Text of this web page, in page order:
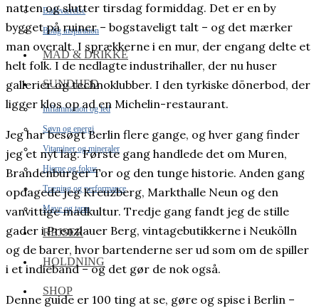
Badeværelse
Bolig inspiration
MAD & DRIKKE
SUNDHED
Inflammation og led
Søvn og energi
Vitaminer og mineraler
Hjerne og fokus
Træning og performance
Mave og tarm
REJSER
HOLDNING
SHOP
natten og slutter tirsdag formiddag. Det er en by
bygget på ruiner – bogstaveligt talt – og det mærker
man overalt. I sprækkerne i en mur, der engang delte et
helt folk. I de nedlagte industrihaller, der nu huser
gallerier og technoklubber. I den tyrkiske dönerbod, der
ligger klos op ad en Michelin-restaurant.
Jeg har besøgt Berlin flere gange, og hver gang finder
jeg et nyt lag. Første gang handlede det om Muren,
Brandenburger Tor og den tunge historie. Anden gang
opdagede jeg Kreuzberg, Markthalle Neun og den
vanvittige madkultur. Tredje gang fandt jeg de stille
gader i Prenzlauer Berg, vintagebutikkerne i Neukölln
og de barer, hvor bartenderne ser ud som om de spiller
i et indieband – og det gør de nok også.
Denne guide er 100 ting at se, gøre og spise i Berlin –